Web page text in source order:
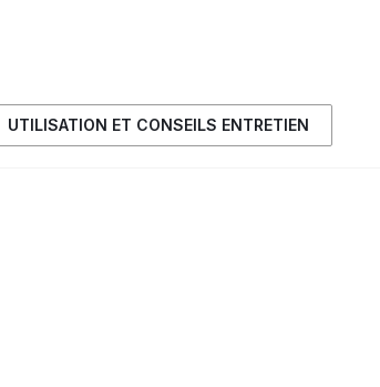
UTILISATION ET CONSEILS ENTRETIEN